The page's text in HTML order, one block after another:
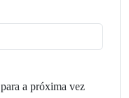
a próxima vez